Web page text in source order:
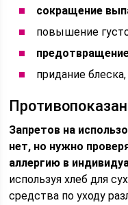
сокращение
повышение
придание
Запретов на
нет, но нужно
аллергию в
используя хлеб для
средства по уходу